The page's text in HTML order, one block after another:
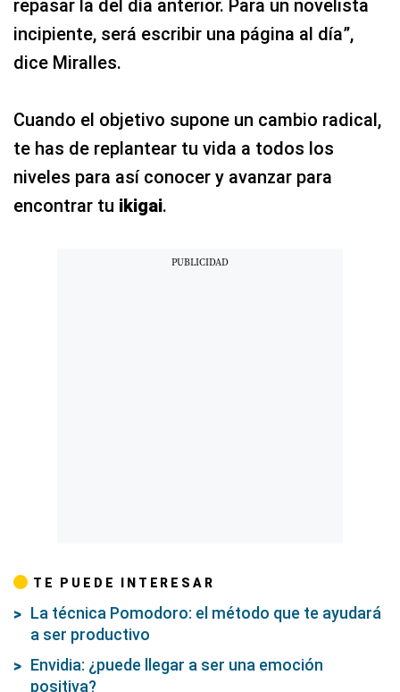
repasar la del día anterior. Para un novelista
incipiente, será escribir una página al día”,
dice Miralles.
Cuando el objetivo supone un cambio radical,
te has de replantear tu vida a todos los
niveles para así conocer y avanzar para
encontrar tu ikigai.
TE PUEDE INTERESAR
La técnica Pomodoro: el método que te ayudará
a ser productivo
Envidia: ¿puede llegar a ser una emoción
positiva?